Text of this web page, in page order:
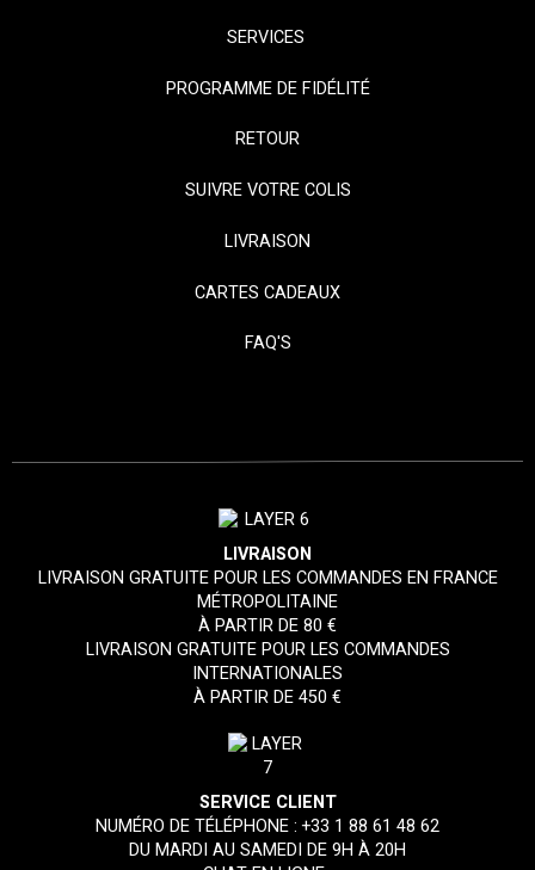
SERVICES
PROGRAMME DE FIDÉLITÉ
RETOUR
SUIVRE VOTRE COLIS
LIVRAISON
CARTES CADEAUX
FAQ'S
LIVRAISON
LIVRAISON GRATUITE POUR LES COMMANDES EN FRANCE
MÉTROPOLITAINE
À PARTIR DE 80 €
LIVRAISON GRATUITE POUR LES COMMANDES
INTERNATIONALES
À PARTIR DE 450 €
SERVICE CLIENT
NUMÉRO DE TÉLÉPHONE :+33 1 88 61 48 62
DU MARDI AU SAMEDI DE 9H À 20H